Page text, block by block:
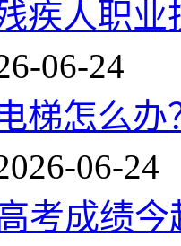
疾人职
06-24
梯怎么
06-24
考成绩